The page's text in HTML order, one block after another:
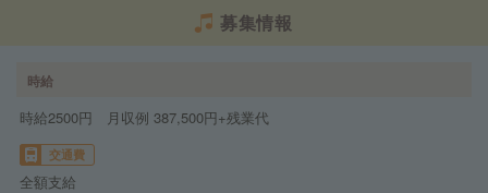
募集情報
時給
時給2500円 月収例 387,500円+残業代
交通費
全額支給